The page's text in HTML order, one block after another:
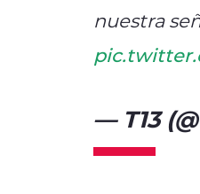
nuestra
— T13